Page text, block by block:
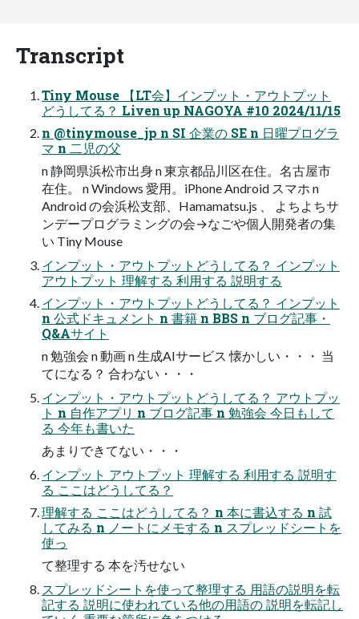
Transcript
Tiny Mouse 【LT会】インプット・アウトプット
どうしてる？ Liven up NAGOYA #10 2024/11/15
n @tinymouse_jp n SI 企業の SE n 日曜プログラ
マ n 二児の父
n 静岡県浜松市出身 n 東京都品川区在住。名古屋市
在住。 n Windows 愛用。iPhone Android スマホ n
Android の会浜松支部、Hamamatsu.js 、 よちよちサ
ンデープログラミングの会→なごや個人開発者の集
い Tiny Mouse
インプット・アウトプットどうしてる？ インプット
アウトプット 理解する 利用する 説明する
インプット・アウトプットどうしてる？ インプット
n 公式ドキュメント n 書籍 n BBS n ブログ記事・
Q&Aサイト
n 勉強会 n 動画 n 生成AIサービス 懐かしい・・・ 当
てになる？ 合わない・・・
インプット・アウトプットどうしてる？ アウトプッ
ト n 自作アプリ n ブログ記事 n 勉強会 今日もして
る 今年も書いた
あまりできてない・・・
インプット アウトプット 理解する 利用する 説明す
る ここはどうしてる？
理解する ここはどうしてる？ n 本に書込する n 試
してみる n ノートにメモする n スプレッドシートを
使っ
て整理する 本を汚せない
スプレッドシートを使って整理する 用語の説明を転
記する 説明に使われている他の用語の 説明を転記し